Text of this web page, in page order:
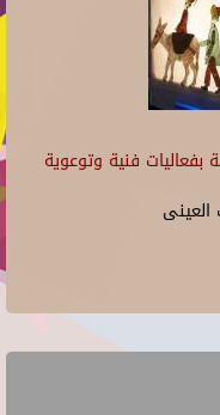
بفعاليات فنية وتوعوية
العينى